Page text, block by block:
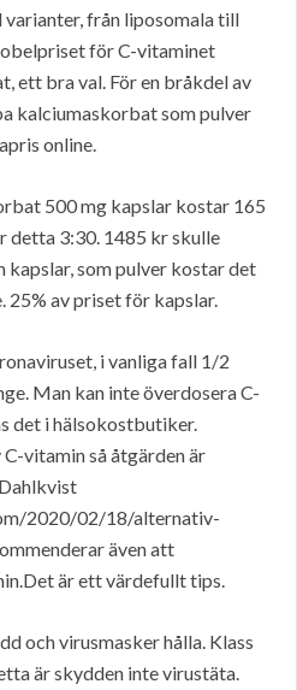
varianter, från liposomala till
för C-vitaminet
ett bra val. För en bråkdel av
kalciumaskorbat som pulver
online.
500 mg kapslar kostar 165
detta 3:30. 1485 kr skulle
kapslar, som pulver kostar det
av priset för kapslar.
i vanliga fall 1/2
Man kan inte överdosera C-
det i hälsokostbutiker.
vitamin så åtgärden är
2020/02/18/alternativ-
även att
är ett värdefullt tips.
och virusmasker hålla. Klass
är skydden inte virustäta.